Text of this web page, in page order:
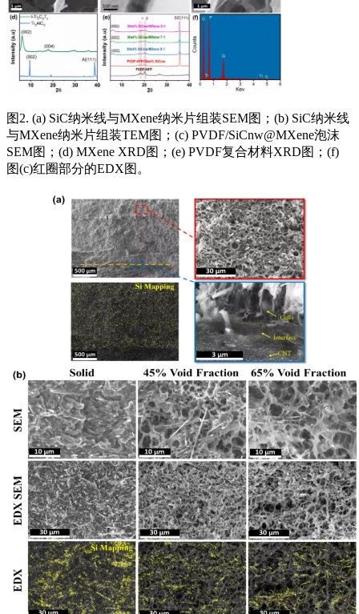
图2. (a) SiC纳米线与MXene纳米片组装SEM图；(b) SiC纳米线
与MXene纳米片组装TEM图；(c) PVDF/SiCnw@MXene泡沫
SEM图；(d) MXene XRD图；(e) PVDF复合材料XRD图；(f)
图(c)红圈部分的EDX图。